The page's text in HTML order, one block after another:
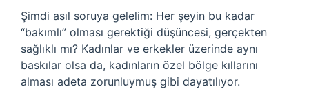
Şimdi asıl soruya gelelim: Her şeyin bu kadar
“bakımlı” olması gerektiği düşüncesi, gerçekten
sağlıklı mı? Kadınlar ve erkekler üzerinde aynı
baskılar olsa da, kadınların özel bölge kıllarını
alması adeta zorunluymuş gibi dayatılıyor.